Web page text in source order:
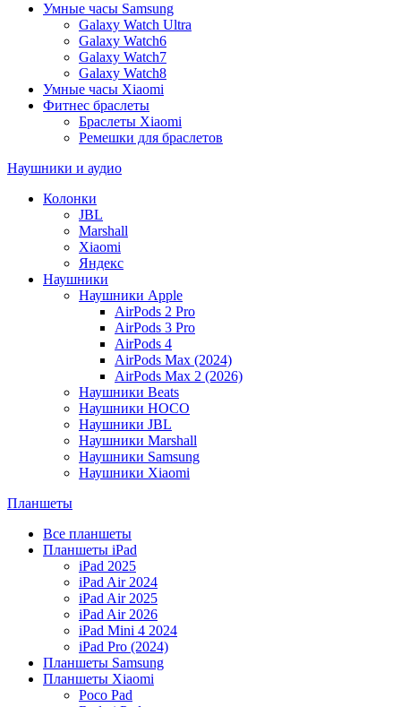
Умные часы Samsung
Galaxy Watch Ultra
Galaxy Watch6
Galaxy Watch7
Galaxy Watch8
Умные часы Xiaomi
Фитнес браслеты
Браслеты Xiaomi
Ремешки для браслетов
Наушники и аудио
Колонки
JBL
Marshall
Xiaomi
Яндекс
Наушники
Наушники Apple
AirPods 2 Pro
AirPods 3 Pro
AirPods 4
AirPods Max (2024)
AirPods Max 2 (2026)
Наушники Beats
Наушники HOCO
Наушники JBL
Наушники Marshall
Наушники Samsung
Наушники Xiaomi
Планшеты
Все планшеты
Планшеты iPad
iPad 2025
iPad Air 2024
iPad Air 2025
iPad Air 2026
iPad Mini 4 2024
iPad Pro (2024)
Планшеты Samsung
Планшеты Xiaomi
Poco Pad